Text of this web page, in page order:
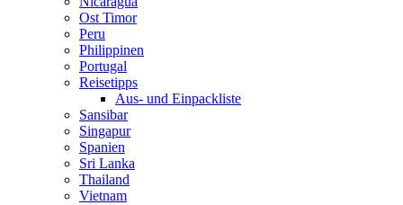
Ost Timor
Peru
Philippinen
Portugal
Reisetipps
Aus- und Einpackliste
Sansibar
Singapur
Spanien
Sri Lanka
Thailand
Vietnam